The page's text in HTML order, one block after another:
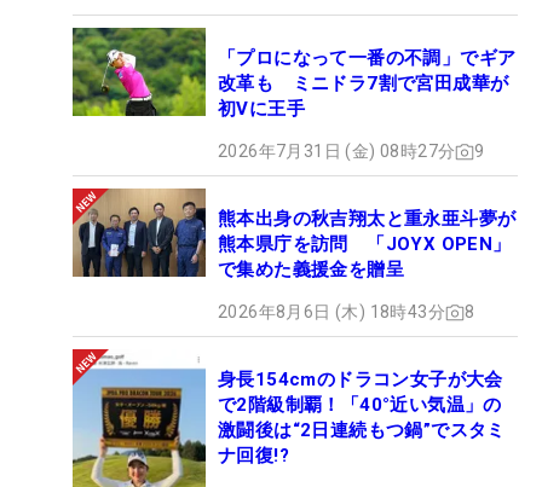
「プロになって一番の不調」でギア
改革も ミニドラ7割で宮田成華が
初Vに王手
2026年7月31日 (金) 08時27分 9
熊本出身の秋吉翔太と重永亜斗夢が
熊本県庁を訪問 「JOYX OPEN」
で集めた義援金を贈呈
2026年8月6日 (木) 18時43分 8
身長154cmのドラコン女子が大会
で2階級制覇！「40°近い気温」の
激闘後は“2日連続もつ鍋”でスタミ
ナ回復!?